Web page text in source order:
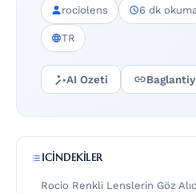
rociolens 6 dk
TR
AI Ozeti
ICINDEKILER
Rocio Renkli Lenslerin Göz